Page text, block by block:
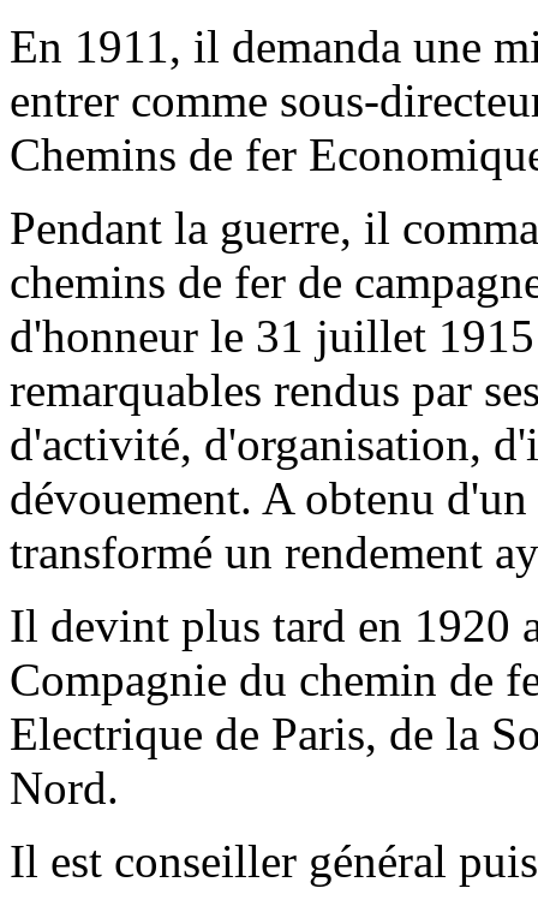
En 1911, il demanda une
entrer comme sous-
Chemins de fer
Pendant la guerre, il
chemins de fer de
d'honneur le 31 juillet
remarquables rendus par
d'activité, d'organisation,
dévouement. A obtenu
transformé un rendement
Il devint plus tard en 1920
Compagnie du chemin de
Electrique de Paris, de la
Nord.
Il est conseiller général